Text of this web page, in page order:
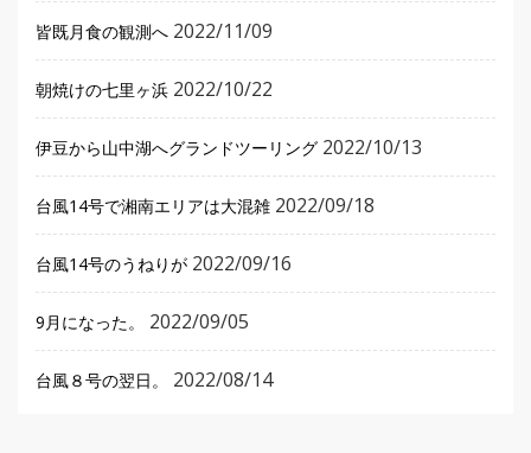
皆既月食の観測へ 2022/11/09
朝焼けの七里ヶ浜 2022/10/22
伊豆から山中湖へグランドツーリング 2022/10/13
台風14号で湘南エリアは大混雑 2022/09/18
台風14号のうねりが 2022/09/16
9月になった。 2022/09/05
台風８号の翌日。 2022/08/14